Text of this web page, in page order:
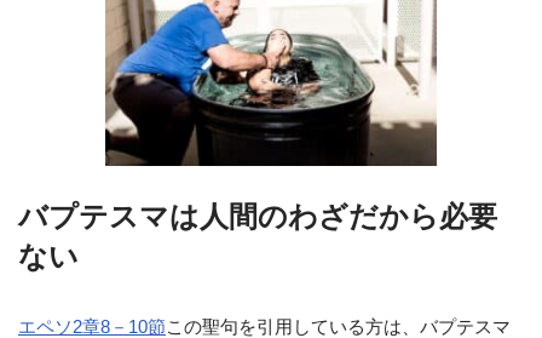
バプテスマは人間のわざだから必要
ない
エペソ2章8－10節この聖句を引用している方は、バプテスマ